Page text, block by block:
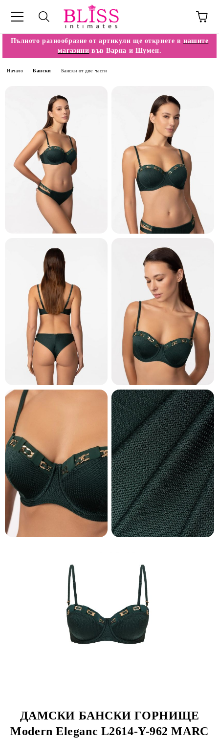
Пълното разнообразие от артикули ще откриете в нашите
магазини във Варна и Шумен.
Начало Бански Бански от две части
ДАМСКИ БАНСКИ ГОРНИЩЕ
Modern Eleganc L2614-Y-962 MARC